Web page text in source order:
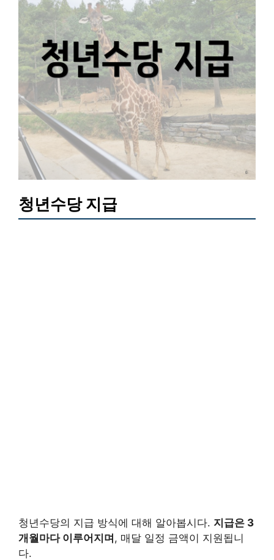
청년수당 지급
청년수당의 지급 방식에 대해 알아봅시다. 지급은 3
개월마다 이루어지며 , 매달 일정 금액이 지원됩니
다.